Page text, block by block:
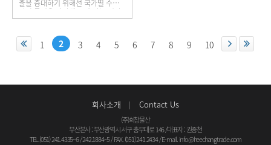
출을 증대하기 위해선 국가별 수출시
장의 특성을 파악해 그에 맞는 전략
을 펼쳐야 한다는 주장이 제기됐다.
1 2 3 4 5 6 7 8 9 10
회사소개 Contact Us
(주)희창물산
부산본사 : 부산광역시 서구 충무대로 146/대표자 : 권중천
TEL.(051) 241.4335~6 / 242.1884~5 / FAX. (051) 241.2434 / E-mail.info@heechangtrade.com